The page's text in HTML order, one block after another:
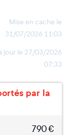
Mise en cache le
31/07/2026 11:03
jour le 27/03/2026
07:33
par la
790€